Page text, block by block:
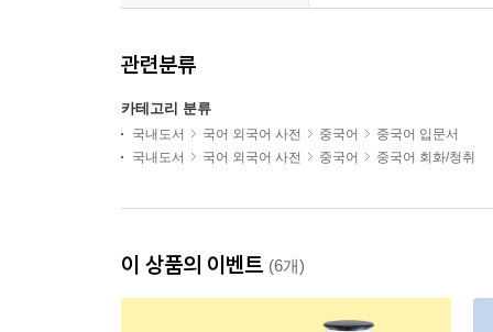
관련분류
카테고리 분류
국내도서 국어 외국어 사전 중국어
중국어 입문서
국내도서
국어 외국어 사전 중국어 중국어 회화/청취
이 상품의 이벤트 (6개)